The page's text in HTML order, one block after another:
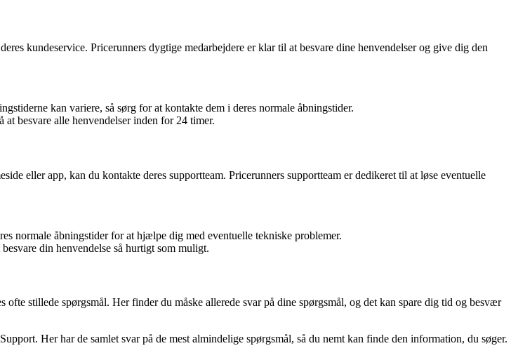
kundeservice. Pricerunners dygtige medarbejdere er klar til at besvare dine henvendelser og give dig den
kan variere, så sørg for at kontakte dem i deres normale åbningstider.
besvare alle henvendelser inden for 24 timer.
eller app, kan du kontakte deres supportteam. Pricerunners supportteam er dedikeret til at løse eventuelle
åbningstider for at hjælpe dig med eventuelle tekniske problemer.
din henvendelse så hurtigt som muligt.
stillede spørgsmål. Her finder du måske allerede svar på dine spørgsmål, og det kan spare dig tid og besvær
Her har de samlet svar på de mest almindelige spørgsmål, så du nemt kan finde den information, du søger.